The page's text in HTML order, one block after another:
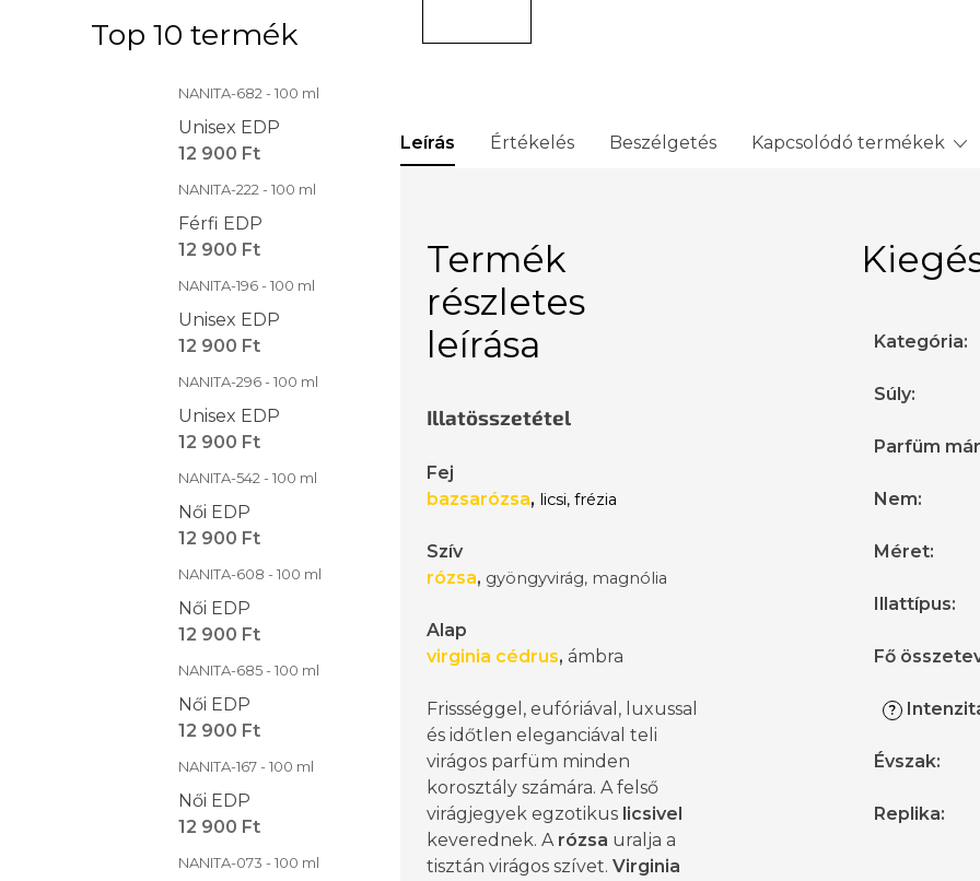
Top 10 termék
NANITA-682 - 100 ml
Unisex EDP
12 900 Ft
NANITA-222 - 100 ml
Férfi EDP
12 900 Ft
NANITA-196 - 100 ml
Unisex EDP
12 900 Ft
NANITA-296 - 100 ml
Unisex EDP
12 900 Ft
NANITA-542 - 100 ml
Női EDP
12 900 Ft
NANITA-608 - 100 ml
Női EDP
12 900 Ft
NANITA-685 - 100 ml
Női EDP
12 900 Ft
NANITA-167 - 100 ml
Női EDP
12 900 Ft
NANITA-073 - 100 ml
Leírás Értékelés Beszélgetés Kapcsolódó termékek
Termék
részletes
leírása
Illatösszetétel
Fej
bazsarózsa, licsi, frézia
Szív
rózsa, gyöngyvirág, magnólia
Alap
virginia cédrus, ámbra
Frissséggel, eufóriával, luxussal
és időtlen eleganciával teli
virágos parfüm minden
korosztály számára. A felső
virágjegyek egzotikus licsivel
keverednek. Arózsa uralja a
tisztán virágos szívet. Virginia
Kategória:
Súly:
Parfüm
Nem:
Méret:
Illattípus:
Fő
?
Évszak:
Replika: